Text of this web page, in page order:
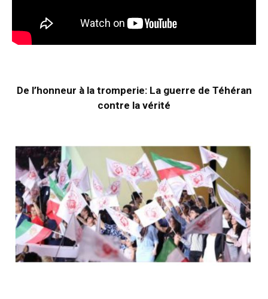
De l’honneur à la tromperie: La guerre de Téhéran
contre la vérité